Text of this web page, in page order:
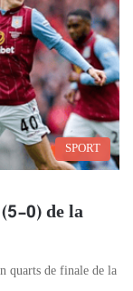
SPORT
0) de la
quarts de finale de la